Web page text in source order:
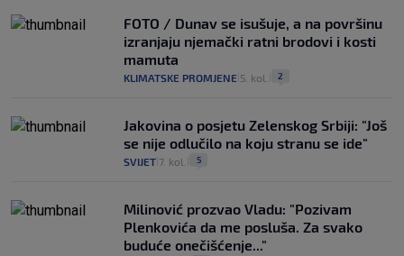
FOTO / Dunav se isušuje, a na površinu
izranjaju njemački ratni brodovi i kosti
mamuta
KLIMATSKE PROMJENE 5. kol. 2
Jakovina o posjetu Zelenskog Srbiji: "Još
se nije odlučilo na koju stranu se ide"
SVIJET 7. kol. 5
Milinović prozvao Vladu: "Pozivam
Plenkovića da me posluša. Za svako
buduće onečišćenje..."